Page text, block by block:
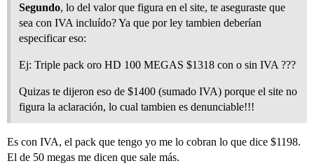
Segundo, lo del valor que figura en el site, te aseguraste que
sea con IVA incluído? Ya que por ley tambien deberían
especificar eso:
Ej: Triple pack oro HD 100 MEGAS $1318 con o sin IVA ???
Quizas te dijeron eso de $1400 (sumado IVA) porque el site no
figura la aclaración, lo cual tambien es denunciable!!!
Es con IVA, el pack que tengo yo me lo cobran lo que dice $1198.
El de 50 megas me dicen que sale más.